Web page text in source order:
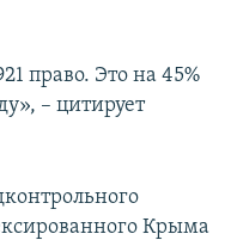
право. Это на 45%
– цитирует
Крыма